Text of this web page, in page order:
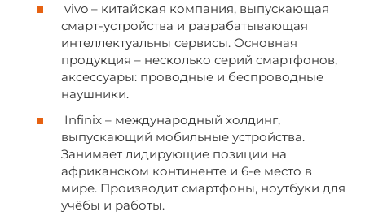
vivo – китайская компания, выпускающая
смарт-устройства и разрабатывающая
интеллектуальны сервисы. Основная
продукция – несколько серий смартфонов,
аксессуары: проводные и беспроводные
наушники.
Infinix – международный холдинг,
выпускающий мобильные устройства.
Занимает лидирующие позиции на
африканском континенте и 6-е место в
мире. Производит смартфоны, ноутбуки для
учёбы и работы.